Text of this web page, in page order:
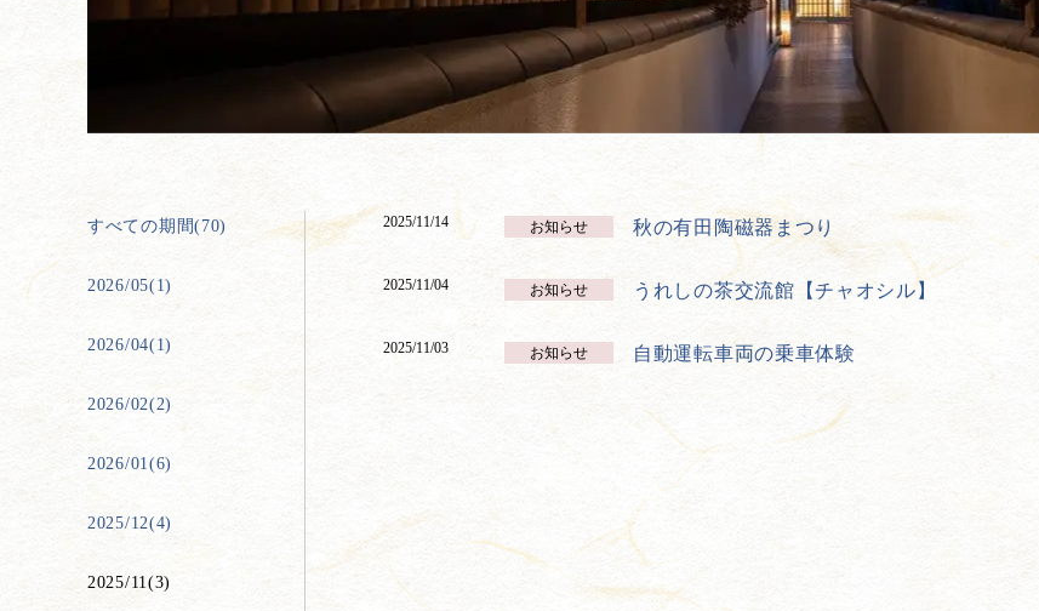
すべての期間(70)
2026/05(1)
2026/04(1)
2026/02(2)
2026/01(6)
2025/12(4)
2025/11(3)
2025/11/14 お知らせ 秋の有田陶磁器まつり
2025/11/04 お知らせ うれしの茶交流館【チャオシル】
2025/11/03 お知らせ 自動運転車両の乗車体験